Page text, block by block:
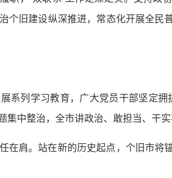
个旧建设纵深推进，常态化开展全
系列学习教育，广大党员干部坚定拥
中整治，全市讲政治、敢担当、干实
在肩。站在新的历史起点，个旧市